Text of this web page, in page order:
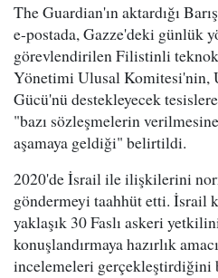
The Guardian'ın aktardığı
e-postada, Gazze'deki günlük
görevlendirilen Filistinli
Yönetimi Ulusal Komitesi'nin,
Gücü'nü destekleyecek
"bazı sözleşmelerin
aşamaya geldiği" belirtildi.
2020'de İsrail ile ilişkilerini
göndermeyi taahhüt etti. İsrail
yaklaşık 30 Faslı askeri
konuşlandırmaya hazırlık
incelemeleri